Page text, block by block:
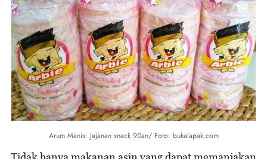
Arum Manis: Jajanan snack 90an/ Foto: bukalapak.com